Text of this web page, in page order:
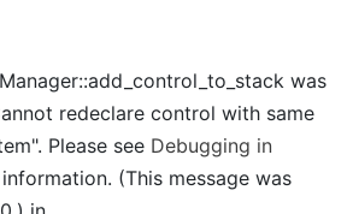
was
redeclare control with same
Please see Debugging in
(This message was